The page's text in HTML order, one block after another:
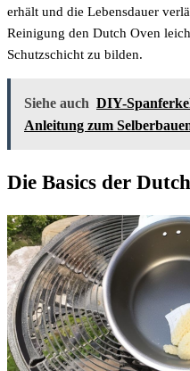
erhält und die Lebensdauer
Reinigung den Dutch Oven
Schutzschicht zu bilden.
Siehe auch DIY-
Anleitung zum
Die Basics der